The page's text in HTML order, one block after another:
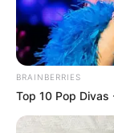
Pierwszą i
potwierdzenie
klasycznymi
oficjalnie
Amazonie , a my
pojedynczych
BRAINBERRIES
Top 10 Pop